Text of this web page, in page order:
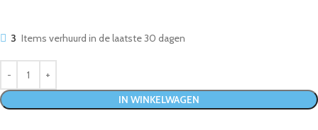
3 Items verhuurd in de laatste 30 dagen
IN WINKELWAGEN